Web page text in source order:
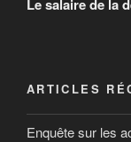
Le salaire de la
ARTICLES
Enquête sur les